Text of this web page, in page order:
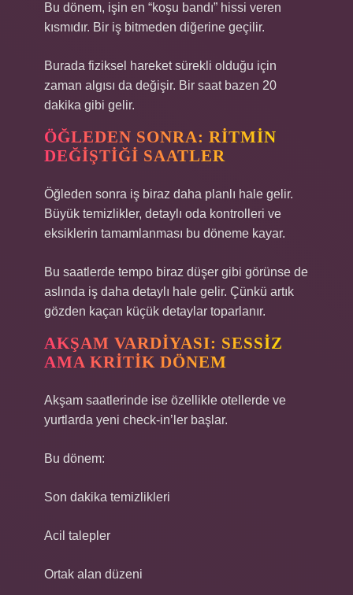
Bu dönem, işin en “koşu bandı” hissi veren
kısmıdır. Bir iş bitmeden diğerine geçilir.
Burada fiziksel hareket sürekli olduğu için
zaman algısı da değişir. Bir saat bazen 20
dakika gibi gelir.
ÖĞLEDEN SONRA: RITMIN
DEĞIŞTIĞI SAATLER
Öğleden sonra iş biraz daha planlı hale gelir.
Büyük temizlikler, detaylı oda kontrolleri ve
eksiklerin tamamlanması bu döneme kayar.
Bu saatlerde tempo biraz düşer gibi görünse de
aslında iş daha detaylı hale gelir. Çünkü artık
gözden kaçan küçük detaylar toparlanır.
AKŞAM VARDIYASI: SESSIZ
AMA KRITIK DÖNEM
Akşam saatlerinde ise özellikle otellerde ve
yurtlarda yeni check-in’ler başlar.
Bu dönem:
Son dakika temizlikleri
Acil talepler
Ortak alan düzeni